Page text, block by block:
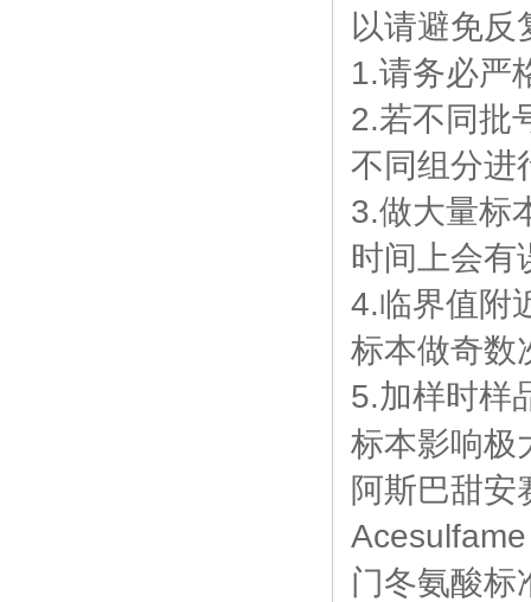
以请避免反
1.请务必严
2.若不同批
不同组分进
3.做大量标
时间上会有
4.临界值附
标本做奇数
5.加样时样
标本影响极
阿斯巴甜
门冬氨酸